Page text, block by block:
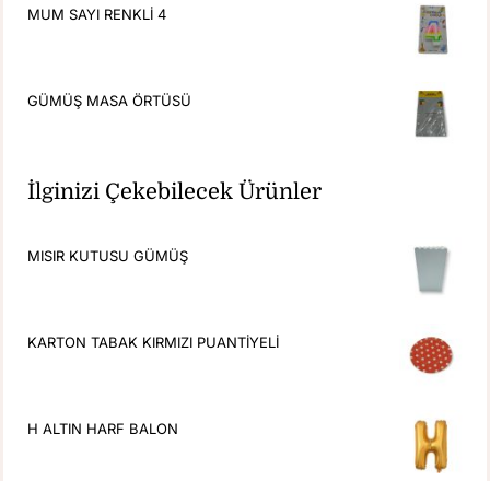
MUM SAYI RENKLİ 4
GÜMÜŞ MASA ÖRTÜSÜ
İlginizi Çekebilecek Ürünler
MISIR KUTUSU GÜMÜŞ
KARTON TABAK KIRMIZI PUANTİYELİ
H ALTIN HARF BALON